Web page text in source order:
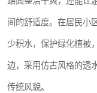
间的舒适度。在居民小
少积水，保护绿化植被
边，采用仿古风格的透
传统风貌。